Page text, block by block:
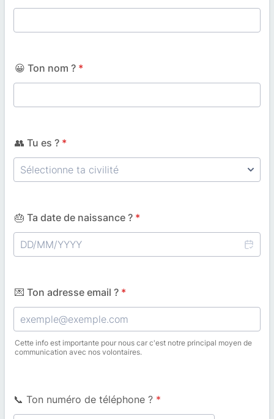
😀 Ton nom ? *
👥 Tu es ? *
🎂 Ta date de naissance ? *
💌 Ton adresse email ? *
Cette info est importante pour nous car c'est notre principal moyen de
communication avec nos volontaires.